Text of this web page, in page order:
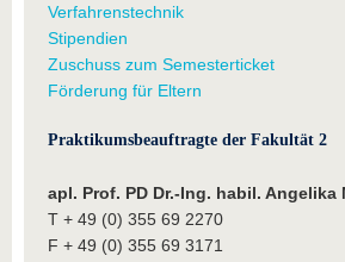
Verfahrenstechnik
Stipendien
Zuschuss zum Semesterticket
Förderung für Eltern
Praktikumsbeauftragte der Fakultät 2
apl. Prof. PD Dr.-Ing. habil. Angelika
T + 49 (0) 355 69 2270
F + 49 (0) 355 69 3171